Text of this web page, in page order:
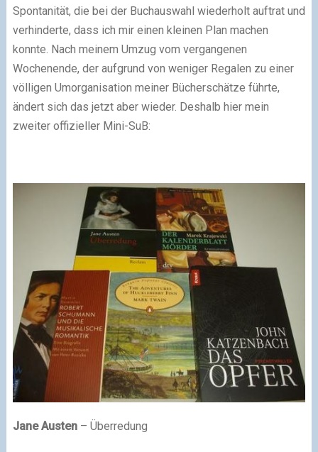
Spontanität, die bei der Buchauswahl wiederholt auftrat und
verhinderte, dass ich mir einen kleinen Plan machen
konnte. Nach meinem Umzug vom vergangenen
Wochenende, der aufgrund von weniger Regalen zu einer
völligen Umorganisation meiner Bücherschätze führte,
ändert sich das jetzt aber wieder. Deshalb hier mein
zweiter offizieller Mini-SuB:
Jane Austen– Überredung